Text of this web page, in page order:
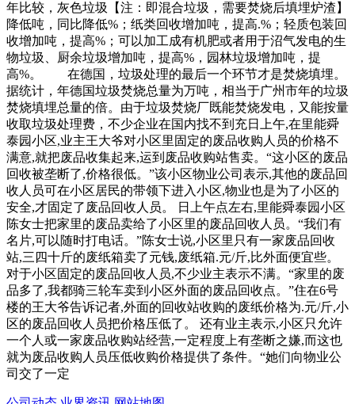
年比较，灰色垃圾【注：即混合垃圾，需要焚烧后填埋炉渣】
降低吨，同比降低%；纸类回收增加吨，提高.%；轻质包装回
收增加吨，提高%；可以加工成有机肥或者用于沼气发电的生
物垃圾、厨余垃圾增加吨，提高%，园林垃圾增加吨，提
高%。 在德国，垃圾处理的最后一个环节才是焚烧填埋。
据统计，年德国垃圾焚烧总量为万吨，相当于广州市年的垃圾
焚烧填埋总量的倍。由于垃圾焚烧厂既能焚烧发电，又能按量
收取垃圾处理费，不少企业在国内找不到充日上午,在里能舜
泰园小区,业主王大爷对小区里固定的废品收购人员的价格不
满意,就把废品收集起来,运到废品收购站售卖。“这小区的废品
回收被垄断了,价格很低。”该小区物业公司表示,其他的废品回
收人员可在小区居民的带领下进入小区,物业也是为了小区的
安全,才固定了废品回收人员。 日上午点左右,里能舜泰园小区
陈女士把家里的废品卖给了小区里的废品回收人员。“我们有
名片,可以随时打电话。”陈女士说,小区里只有一家废品回收
站,三四十斤的废纸箱卖了元钱,废纸箱.元/斤,比外面便宜些。
对于小区固定的废品回收人员,不少业主表示不满。“家里的废
品多了,我都骑三轮车卖到小区外面的废品回收点。”住在6号
楼的王大爷告诉记者,外面的回收站收购的废纸价格为.元/斤,小
区的废品回收人员把价格压低了。 还有业主表示,小区只允许
一个人或一家废品收购站经营,一定程度上有垄断之嫌,而这也
就为废品收购人员压低收购价格提供了条件。“她们向物业公
司交了一定